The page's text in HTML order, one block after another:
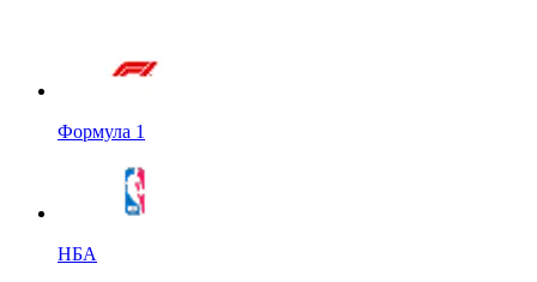
Формула 1
НБА